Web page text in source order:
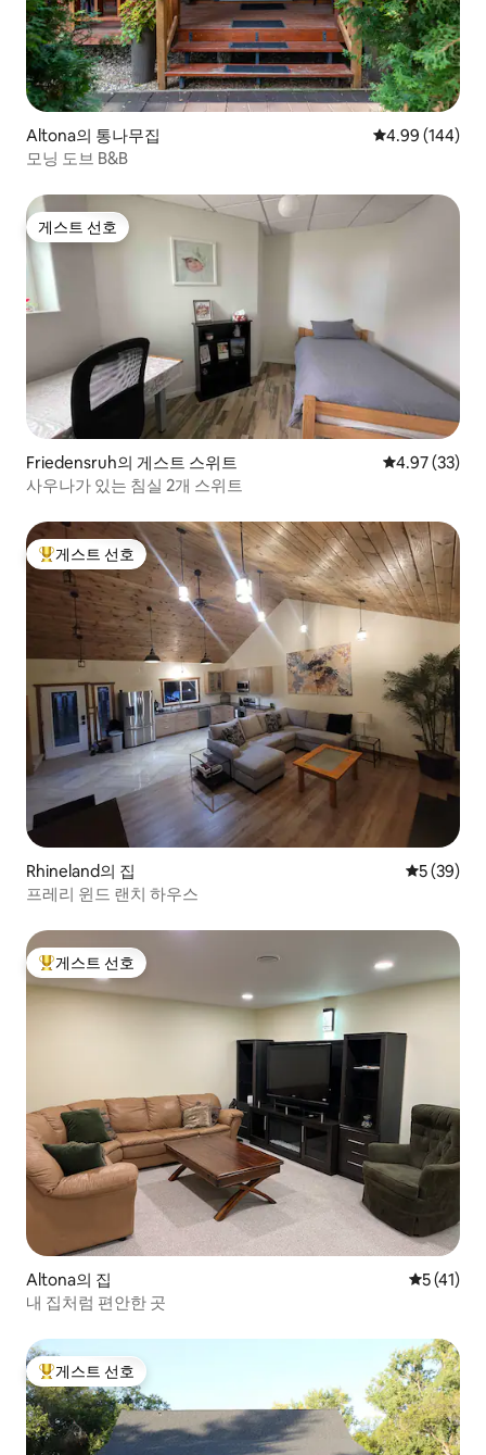
Altona의 통나무집 평점 4.99점(5
4.99 (144)
모닝 도브 B&B
게스트 선호
게스트 선호
Friedensruh의 게스트 스위트 평점 4.97점(5
4.97 (33)
사우나가 있는 침실 2개 스위트
상위 게스트 선호
게스트 선호
Rhineland의 집 평점 5점(5
5 (39)
프레리 윈드 랜치 하우스
상위 게스트 선호
게스트 선호
Altona의 집 평점 5점
5 (41)
내 집처럼 편안한 곳
상위 게스트 선호
게스트 선호